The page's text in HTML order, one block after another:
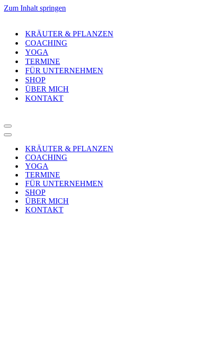
Zum Inhalt springen
KRÄUTER & PFLANZEN
COACHING
YOGA
TERMINE
FÜR UNTERNEHMEN
SHOP
ÜBER MICH
KONTAKT
Navigationsmenü
Navigationsmenü
KRÄUTER & PFLANZEN
COACHING
YOGA
TERMINE
FÜR UNTERNEHMEN
SHOP
ÜBER MICH
KONTAKT